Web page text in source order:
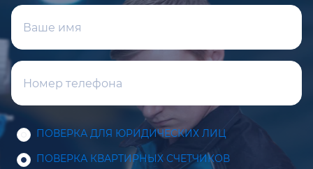
ПОВЕРКА ДЛЯ ЮРИДИЧЕСКИХ ЛИЦ
ПОВЕРКА КВАРТИРНЫХ СЧЕТЧИКОВ